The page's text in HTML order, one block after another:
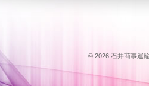
© 2026 石井商事運